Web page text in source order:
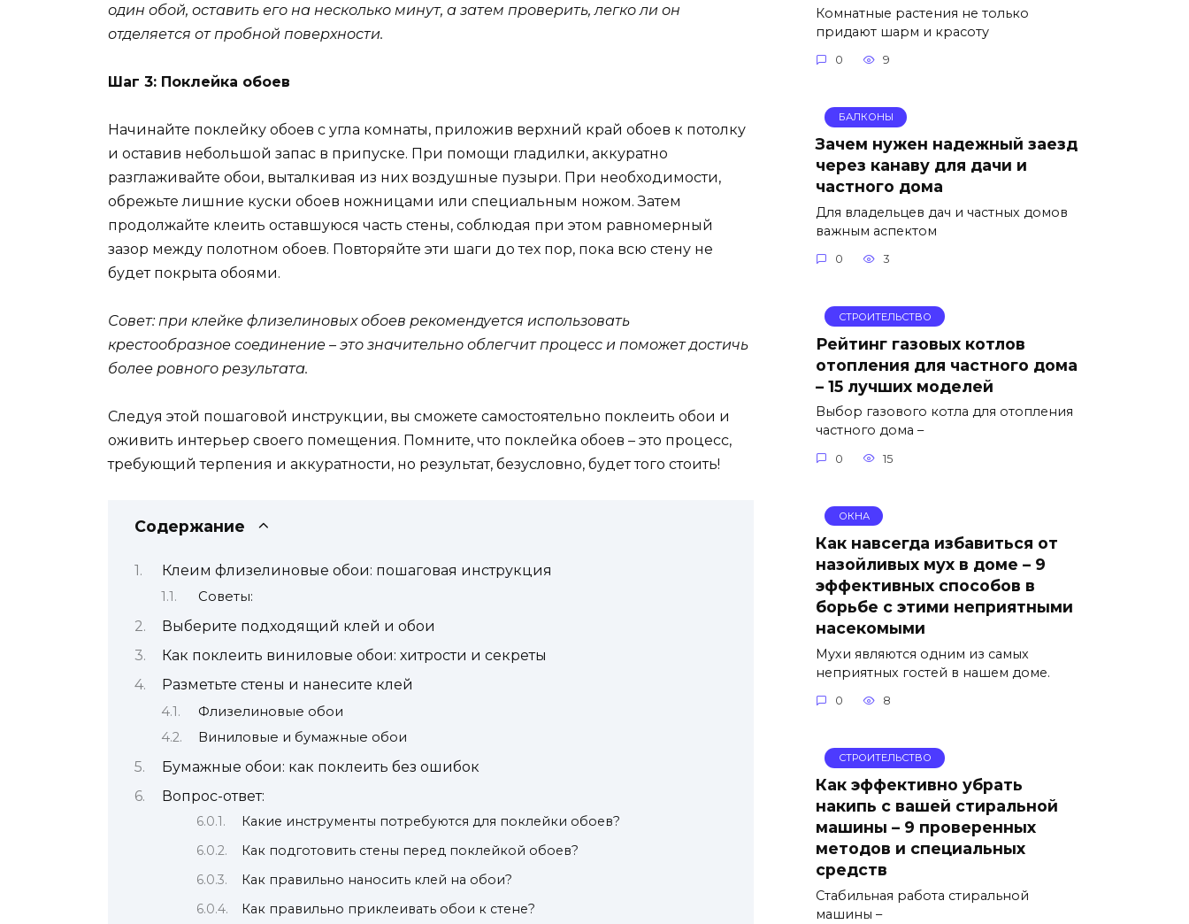
один обой, оставить его на несколько минут, а затем проверить, легко ли он
отделяется от пробной поверхности.
Шаг 3: Поклейка обоев
Начинайте поклейку обоев с угла комнаты, приложив верхний край обоев к потолку
и оставив небольшой запас в припуске. При помощи гладилки, аккуратно
разглаживайте обои, выталкивая из них воздушные пузыри. При необходимости,
обрежьте лишние куски обоев ножницами или специальным ножом. Затем
продолжайте клеить оставшуюся часть стены, соблюдая при этом равномерный
зазор между полотном обоев. Повторяйте эти шаги до тех пор, пока всю стену не
будет покрыта обоями.
Совет: при клейке флизелиновых обоев рекомендуется использовать
крестообразное соединение – это значительно облегчит процесс и поможет достичь
более ровного результата.
Следуя этой пошаговой инструкции, вы сможете самостоятельно поклеить обои и
оживить интерьер своего помещения. Помните, что поклейка обоев – это процесс,
требующий терпения и аккуратности, но результат, безусловно, будет того стоить!
Содержание
Клеим флизелиновые обои: пошаговая инструкция
Советы:
Выберите подходящий клей и обои
Как поклеить виниловые обои: хитрости и секреты
Разметьте стены и нанесите клей
Флизелиновые обои
Виниловые и бумажные обои
Бумажные обои: как поклеить без ошибок
Вопрос-ответ:
Какие инструменты потребуются для поклейки обоев?
Как подготовить стены перед поклейкой обоев?
Как правильно наносить клей на обои?
Как правильно приклеивать обои к стене?
Комнатные растения не только
придают шарм и красоту
0 9
БАЛКОНЫ
Зачем нужен надежный заезд
через канаву для дачи и
частного дома
Для владельцев дач и частных домов
важным аспектом
0 3
СТРОИТЕЛЬСТВО
Рейтинг газовых котлов
отопления для частного дома
– 15 лучших моделей
Выбор газового котла для отопления
частного дома –
0 15
ОКНА
Как навсегда избавиться от
назойливых мух в доме – 9
эффективных способов в
борьбе с этими неприятными
насекомыми
Мухи являются одним из самых
неприятных гостей в нашем доме.
0 8
СТРОИТЕЛЬСТВО
Как эффективно убрать
накипь с вашей стиральной
машины – 9 проверенных
методов и специальных
средств
Стабильная работа стиральной
машины –